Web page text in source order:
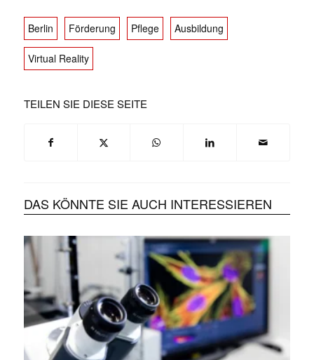
Berlin Förderung Pflege Ausbildung
Virtual Reality
TEILEN SIE DIESE SEITE
DAS KÖNNTE SIE AUCH INTERESSIEREN